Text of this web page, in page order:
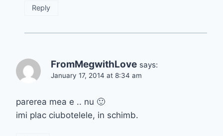
Reply
FromMegwithLove says:
January 17, 2014 at 8:34 am
parerea mea e .. nu 🙂
imi plac ciubotelele, in schimb.